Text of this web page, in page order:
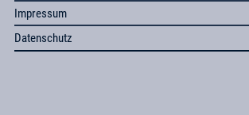
Impressum
Datenschutz